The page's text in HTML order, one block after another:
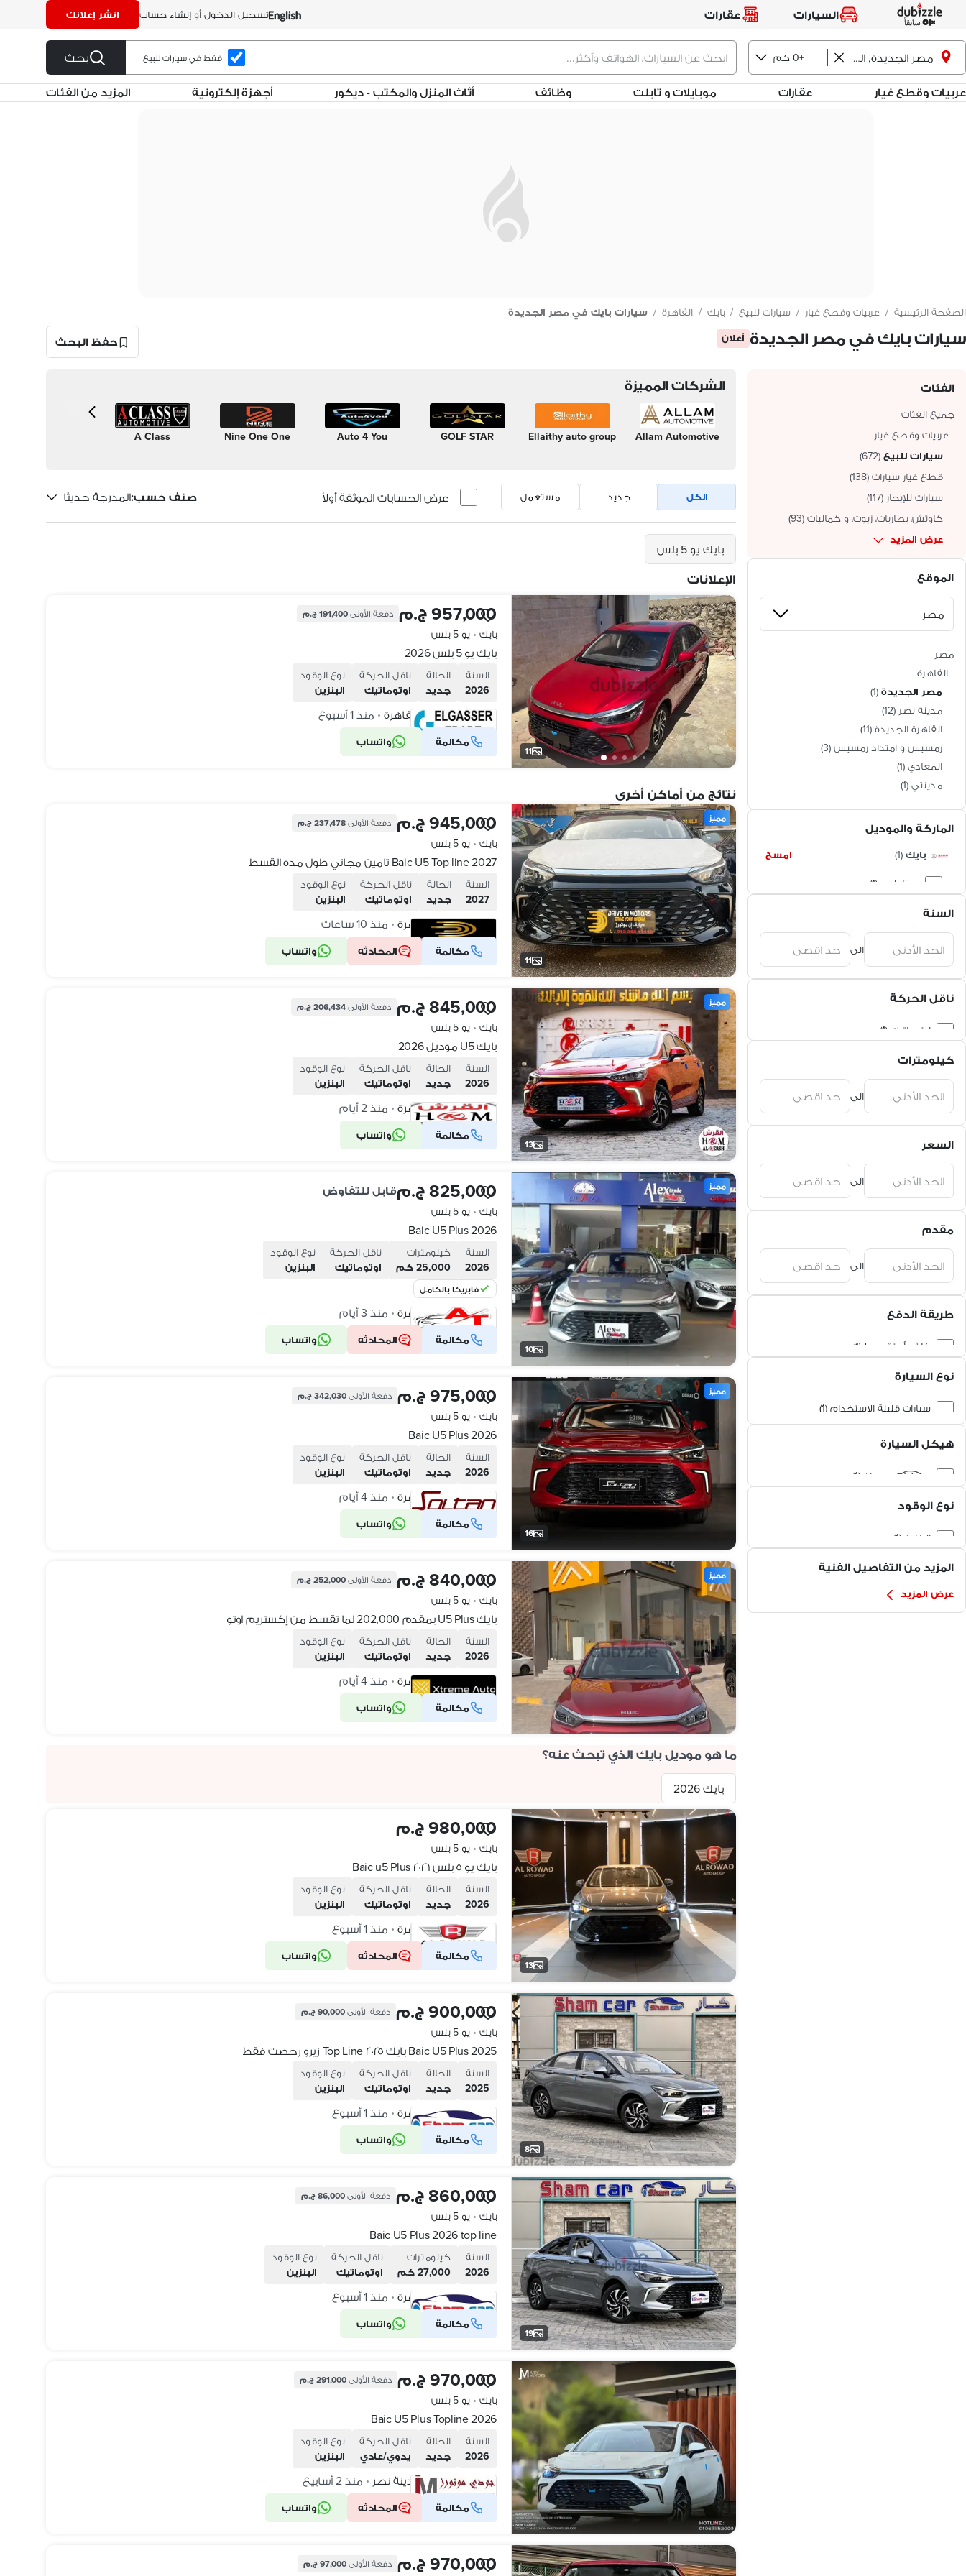
السيارات عقارات تسجيل الدخول أو إنشاء حساب انشر إعلانك
مصر الجديدة, القاهرة +0 كم فقط في سيارات للبيع بحث
عربيات وقطع غيار عقارات موبايلات و تابلت وظائف أثاث المنزل والمكتب - ديكور أجهزة إلكترونية المزيد من الفئات
الصفحة الرئيسية / عربيات وقطع غيار / سيارات للبيع / بايك / القاهرة / سيارات بايك في مصر الجديدة
سيارات بايك في مصر الجديدة أعلان حفظ البحث
الفئات
جميع الفئات
عربيات وقطع غيار
سيارات للبيع (
672
)
قطع غيار سيارات (
138
)
سيارات للإيجار (
117
)
كاوتش، بطاريات، زيوت، و كماليات (
93
)
عرض المزيد
الموقع
مَصر
القاهرة
مصر الجديدة (
1
)
مدينة نصر (
12
)
القاهرة الجديدة (
11
)
رمسيس و امتداد رمسيس (
3
)
المعادي (
1
)
مدينتي (
1
)
الماركة والموديل
بايك (
1
)
امسح
السنة
الى
ناقل الحركة
اوتوماتيك (1)
كيلومترات
الى
السعر
الى
مقدم
الى
طريقة الدفع
كاش أو تقسيط (1)
نوع السيارة
سيارات قليلة الاستخدام (1)
هيكل السيارة
سيدان (1)
نوع الوقود
البنزين (1)
المزيد من التفاصيل الفنية
عرض المزيد
الشركات المميزة
Allam Automotive
Ellaithy auto group
GOLF STAR
Auto 4 You
Nine One One
A Class
الكل جديد مستعمل عرض الحسابات الموثقة أولاً صنف حسب:المدرجة حديثًا
بايك يو 5 بلس
الإعلانات
11
957,000 ج.م دفعة الأولى191,400 ج.م
بايك • يو 5 بلس
بايك يو 5 بلس 2026
السنة
2026
الحالة
جديد
ناقل الحركة
اوتوماتيك
نوع الوقود
البنزين
مصر الجديدة، القاهرة • منذ 1 أسبوع
مكالمة واتساب شركة موثقة
نتائج من أماكن أخرى
11
مميز 945,000 ج.م دفعة الأولى237,478 ج.م
بايك • يو 5 بلس
Baic U5 Top line 2027 تامين مجاني طول مده القسط
السنة
2027
الحالة
جديد
ناقل الحركة
اوتوماتيك
نوع الوقود
البنزين
مدينة نصر، القاهرة • منذ 10 ساعات
مكالمة المحادثه واتساب شركة موثقة
13
مميز 845,000 ج.م دفعة الأولى206,434 ج.م
بايك • يو 5 بلس
بايك U5 موديل 2026
السنة
2026
الحالة
جديد
ناقل الحركة
اوتوماتيك
نوع الوقود
البنزين
مدينة نصر، القاهرة • منذ 2 أيام
مكالمة واتساب شركة موثقة
10
مميز 825,000 ج.م قابل للتفاوض
بايك • يو 5 بلس
Baic U5 Plus 2026
السنة
2026
كيلومترات
25,000 كم
ناقل الحركة
اوتوماتيك
نوع الوقود
البنزين
فابريكا بالكامل
مدينة نصر، القاهرة • منذ 3 أيام
مكالمة المحادثه واتساب شركة موثقة
16
مميز 975,000 ج.م دفعة الأولى342,030 ج.م
بايك • يو 5 بلس
Baic U5 Plus 2026
السنة
2026
الحالة
جديد
ناقل الحركة
اوتوماتيك
نوع الوقود
البنزين
مدينة نصر، القاهرة • منذ 4 أيام
مكالمة واتساب شركة موثقة
مميز 840,000 ج.م دفعة الأولى252,000 ج.م
بايك • يو 5 بلس
بايك U5 Plus بمقدم 202,000 لما تقسط من إكستريم اوتو
السنة
2026
الحالة
جديد
ناقل الحركة
اوتوماتيك
نوع الوقود
البنزين
مدينة نصر، القاهرة • منذ 4 أيام
مكالمة واتساب شركة موثقة
ما هو موديل بايك الذي تبحث عنه؟
بايك 2026
13
980,000 ج.م
بايك • يو 5 بلس
بايك يو ٥ بلس ٢٠٢٦ Baic u5 Plus
السنة
2026
الحالة
جديد
ناقل الحركة
اوتوماتيك
نوع الوقود
البنزين
مدينة نصر، القاهرة • منذ 1 أسبوع
مكالمة المحادثه واتساب شركة موثقة
8
900,000 ج.م دفعة الأولى90,000 ج.م
بايك • يو 5 بلس
Baic U5 Plus 2025 بايك ٢٠٢٥ Top Line زيرو رخصت فقط
السنة
2025
الحالة
جديد
ناقل الحركة
اوتوماتيك
نوع الوقود
البنزين
مدينة نصر، القاهرة • منذ 1 أسبوع
مكالمة واتساب شركة موثقة
19
860,000 ج.م دفعة الأولى86,000 ج.م
بايك • يو 5 بلس
Baic U5 Plus 2026 top line
السنة
2026
كيلومترات
27,000 كم
ناقل الحركة
اوتوماتيك
نوع الوقود
البنزين
مدينة نصر، القاهرة • منذ 1 أسبوع
مكالمة واتساب شركة موثقة
970,000 ج.م دفعة الأولى291,000 ج.م
بايك • يو 5 بلس
Baic U5 Plus Topline 2026
السنة
2026
الحالة
جديد
ناقل الحركة
يدوي/عادي
نوع الوقود
البنزين
شارع الطيران، مدينة نصر • منذ 2 أسابيع
مكالمة المحادثه واتساب شركة موثقة
970,000 ج.م دفعة الأولى97,000 ج.م